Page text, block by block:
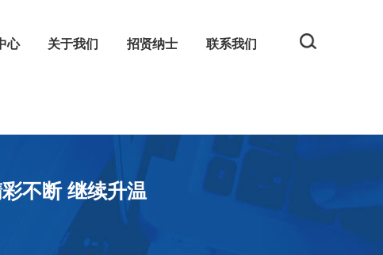
心
官网
关于我们 招贤纳士 联系我们
不断 继续升温